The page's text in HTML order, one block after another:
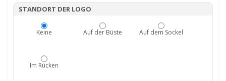
STANDORT DER LOGO
Keine Auf der Büste Auf dem Sockel
Im Rücken